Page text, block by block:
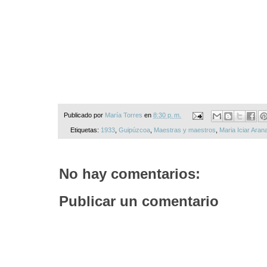
Publicado por María Torres en 8:30 p. m.
Etiquetas: 1933, Guipúzcoa, Maestras y maestros Maria Iciar
No hay comentarios:
Publicar un comentario